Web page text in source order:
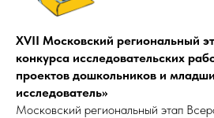
XVII Московский региональный
конкурса исследовательских
проектов дошкольников и
исследователь»
Московский региональный этап